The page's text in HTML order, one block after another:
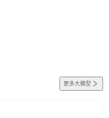
更多大模型